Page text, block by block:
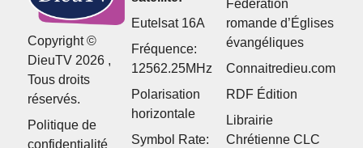
Copyright ©
DieuTV 2026 ,
Tous droits
réservés.
Politique de
confidentialité
Eutelsat 16A
Fréquence:
12562.25MHz
Polarisation
horizontale
Symbol Rate:
Fédération
romande d’Églises
évangéliques
Connaitredieu.com
RDF Édition
Librairie
Chrétienne CLC